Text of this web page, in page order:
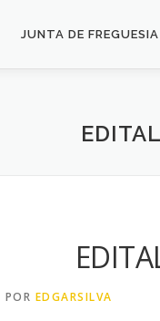
JUNTA DE FREGUESIA
POR EDGARSILVA